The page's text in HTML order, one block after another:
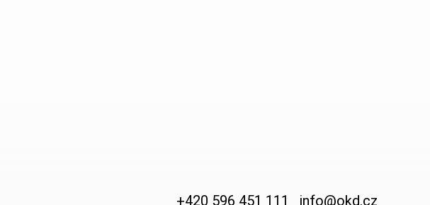
+420 596 451 111 info@okd.cz